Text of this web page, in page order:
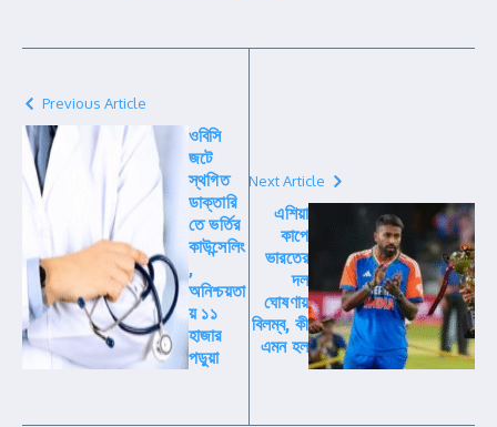
Previous Article
ওবিসি
জটে
স্থগিত
ডাক্তারি
তে ভর্তির
কাউন্সেলিং
,
অনিশ্চয়তা
য় ১১
হাজার
পড়ুয়া
Next Article
এশিয়া
কাপে
ভারতের
দল
ঘোষণায়
বিলম্ব, কী
এমন হল